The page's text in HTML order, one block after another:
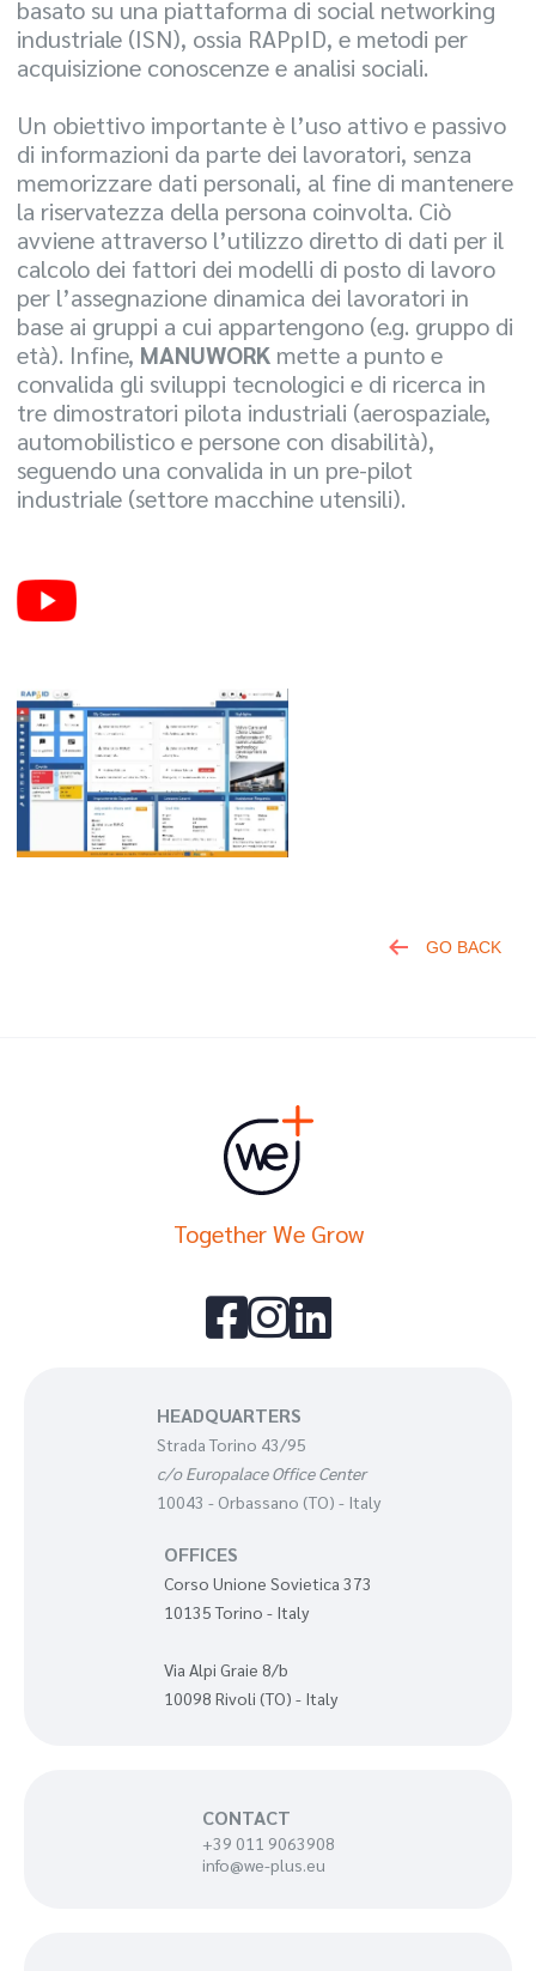
basato su una piattaforma di social networking
industriale (ISN), ossia RAPpID, e metodi per
acquisizione conoscenze e analisi sociali.
Un obiettivo importante è l’uso attivo e passivo
di informazioni da parte dei lavoratori, senza
memorizzare dati personali, al fine di mantenere
la riservatezza della persona coinvolta. Ciò
avviene attraverso l’utilizzo diretto di dati per il
calcolo dei fattori dei modelli di posto di lavoro
per l’assegnazione dinamica dei lavoratori in
base ai gruppi a cui appartengono (e.g. gruppo di
età). Infine, MANUWORK mette a punto e
convalida gli sviluppi tecnologici e di ricerca in
tre dimostratori pilota industriali (aerospaziale,
automobilistico e persone con disabilità),
seguendo una convalida in un pre-pilot
industriale (settore macchine utensili).
GO BACK
Together We Grow
 
HEADQUARTERS
Strada Torino 43/95
c/o Europalace Office Center
10043 - Orbassano (TO) - Italy
OFFICES
Corso Unione Sovietica 373
10135 Torino - Italy
Via Alpi Graie 8/b
10098 Rivoli (TO) - Italy
CONTACT
+39 011 9063908
info@we-plus.eu